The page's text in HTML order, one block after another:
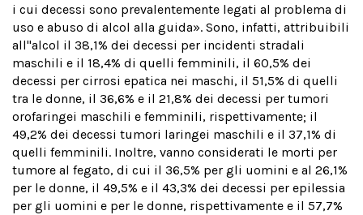
i cui decessi sono prevalentemente legati al problema di
uso e abuso di alcol alla guida». Sono, infatti, attribuibili
all''alcol il 38,1% dei decessi per incidenti stradali
maschili e il 18,4% di quelli femminili, il 60,5% dei
decessi per cirrosi epatica nei maschi, il 51,5% di quelli
tra le donne, il 36,6% e il 21,8% dei decessi per tumori
orofaringei maschili e femminili, rispettivamente; il
49,2% dei decessi tumori laringei maschili e il 37,1% di
quelli femminili. Inoltre, vanno considerati le morti per
tumore al fegato, di cui il 36,5% per gli uomini e al 26,1%
per le donne, il 49,5% e il 43,3% dei decessi per epilessia
per gli uomini e per le donne, rispettivamente e il 57,7%